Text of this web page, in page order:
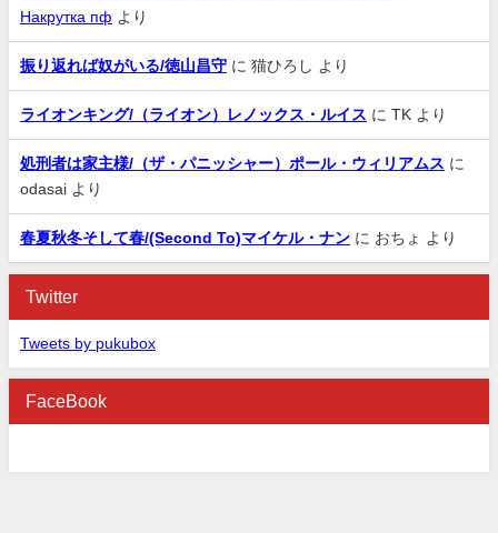
Накрутка пф より
振り返れば奴がいる/徳山昌守 に 猫ひろし より
ライオンキング/（ライオン）レノックス・ルイス に TK より
処刑者は家主様/（ザ・パニッシャー）ポール・ウィリアムス に
odasai より
春夏秋冬そして春/(Second To)マイケル・ナン に おちょ より
Twitter
Tweets by pukubox
FaceBook